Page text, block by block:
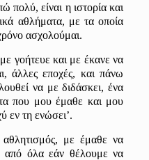
πολύ, είναι η ιστορία και
αθλήματα, με τα οποία
ασχολούμαι.
γοήτευε και με έκανε να
άλλες εποχές, και πάνω
να με διδάσκει,ένα
που μου έμαθε και μου
εν τη ενώσει’.
με έμαθε να
από όλα εάν θέλουμε να